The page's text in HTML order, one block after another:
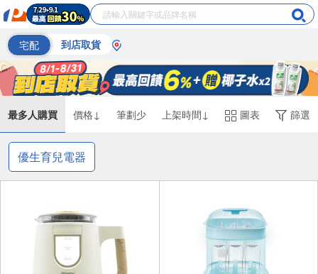
宅配 到店取貨
最多人購買 價格↓ 筆劃少 上架時間↓ 圖表 篩選
優生育兒電器